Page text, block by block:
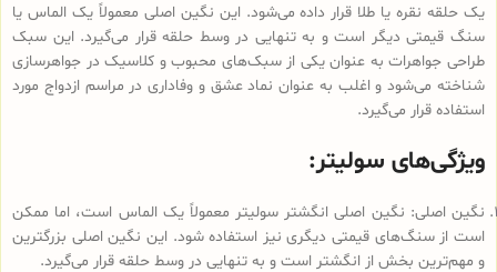
یک حلقه نقره یا طلا قرار داده می‌شود. این نگین اصلی معمولاً یک الماس یا
سنگ قیمتی دیگر است و به تنهایی در وسط حلقه قرار می‌گیرد. این سبک
طراحی جواهرات به عنوان یکی از سبک‌های محبوب و کلاسیک در جواهرسازی
شناخته می‌شود و اغلب به عنوان نماد عشق و وفاداری در مراسم ازدواج مورد
استفاده قرار می‌گیرد.
ویژگی‌های سولیتر:
نگین اصلی: نگین اصلی انگشتر سولیتر معمولاً یک الماس است، اما ممکن
است از سنگ‌های قیمتی دیگری نیز استفاده شود. این نگین اصلی بزرگترین
و مهم‌ترین بخش از انگشتر است و به تنهایی در وسط حلقه قرار می‌گیرد.